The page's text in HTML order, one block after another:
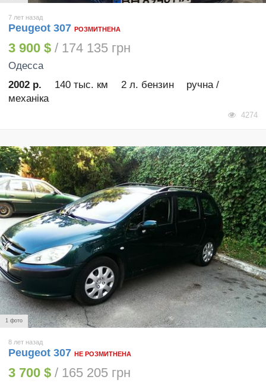
7 лет назад
Peugeot 307 РОЗМИТНЕНА
3 900 $ / 174 135 грн
Одесса
2002 р.
140 тыс. км 2 л. бензин
ручна /
механіка
4274
1 фото
8 лет назад
Peugeot 307 НЕ РОЗМИТНЕНА
3 700 $ / 165 205 грн